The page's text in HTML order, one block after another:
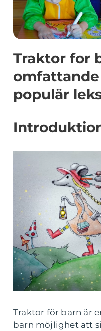
Traktor for
populär
Traktor för barn är
barn möjlighet att